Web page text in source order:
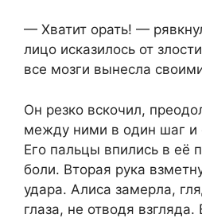
— Хватит орать! —
лицо исказилось от
все мозги вынесла
Он резко вскочил,
между ними в один шаг и
Его пальцы впились в её
боли. Вторая рука
удара. Алиса замерла,
глаза, не отводя взгляда.